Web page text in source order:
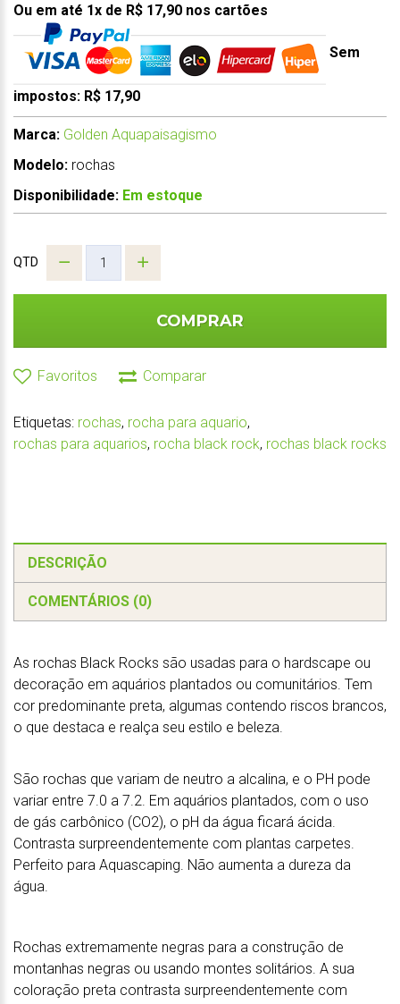
Ou em até 1x de R$ 17,90 nos cartões
Sem
impostos: R$ 17,90
Marca: Golden Aquapaisagismo
Modelo: rochas
Disponibilidade: Em estoque
QTD
COMPRAR
Favoritos Comparar
Etiquetas: rochas, rocha para aquario,
rochas para aquarios, rocha black rock, rochas black rocks
DESCRIÇÃO
COMENTÁRIOS (0)
As rochas Black Rocks são usadas para o hardscape ou
decoração em aquários plantados ou comunitários. Tem
cor predominante preta, algumas contendo riscos brancos,
o que destaca e realça seu estilo e beleza.
São rochas que variam de neutro a alcalina, e o PH pode
variar entre 7.0 a 7.2. Em aquários plantados, com o uso
de gás carbônico (CO2), o pH da água ficará ácida.
Contrasta surpreendentemente com plantas carpetes.
Perfeito para Aquascaping. Não aumenta a dureza da
água.
Rochas extremamente negras para a construção de
montanhas negras ou usando montes solitários. A sua
coloração preta contrasta surpreendentemente com